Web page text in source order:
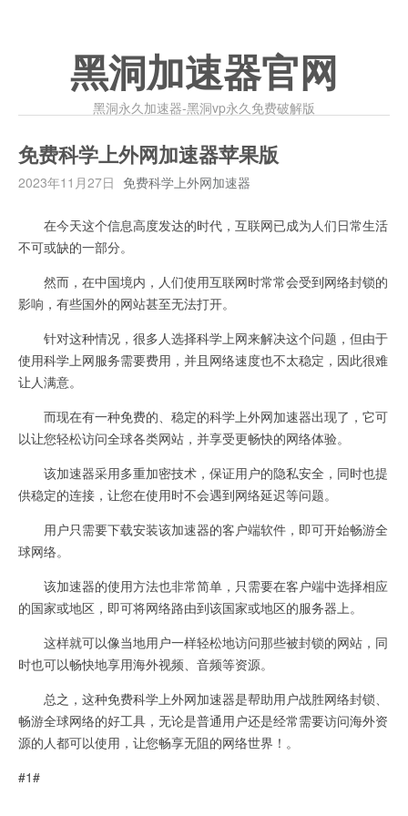
黑洞加速器官网
黑洞永久加速器-黑洞vp永久免费破解版
免费科学上外网加速器苹果版
2023年11月27日 免费科学上外网加速器
在今天这个信息高度发达的时代，互联网已成为人们日常生活
不可或缺的一部分。
然而，在中国境内，人们使用互联网时常常会受到网络封锁的
影响，有些国外的网站甚至无法打开。
针对这种情况，很多人选择科学上网来解决这个问题，但由于
使用科学上网服务需要费用，并且网络速度也不太稳定，因此很难
让人满意。
而现在有一种免费的、稳定的科学上外网加速器出现了，它可
以让您轻松访问全球各类网站，并享受更畅快的网络体验。
该加速器采用多重加密技术，保证用户的隐私安全，同时也提
供稳定的连接，让您在使用时不会遇到网络延迟等问题。
用户只需要下载安装该加速器的客户端软件，即可开始畅游全
球网络。
该加速器的使用方法也非常简单，只需要在客户端中选择相应
的国家或地区，即可将网络路由到该国家或地区的服务器上。
这样就可以像当地用户一样轻松地访问那些被封锁的网站，同
时也可以畅快地享用海外视频、音频等资源。
总之，这种免费科学上外网加速器是帮助用户战胜网络封锁、
畅游全球网络的好工具，无论是普通用户还是经常需要访问海外资
源的人都可以使用，让您畅享无阻的网络世界！。
#1#